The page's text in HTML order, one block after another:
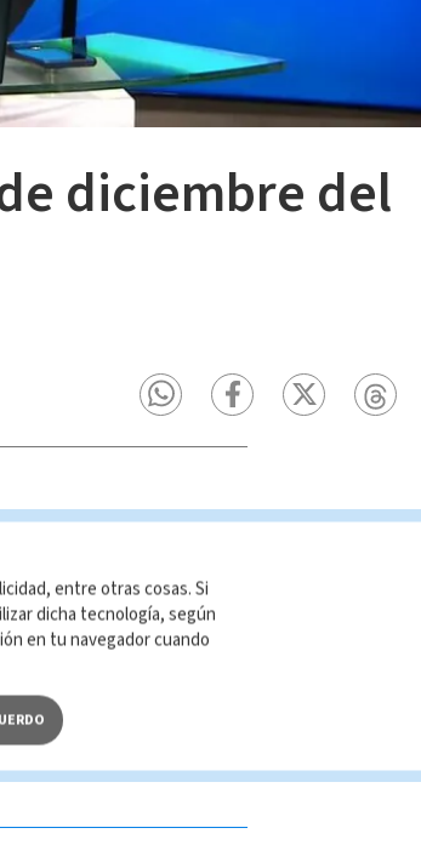
diciembre del
su reproducción no
entre otras cosas. Si
dicha tecnología, según
en tu navegador cuando